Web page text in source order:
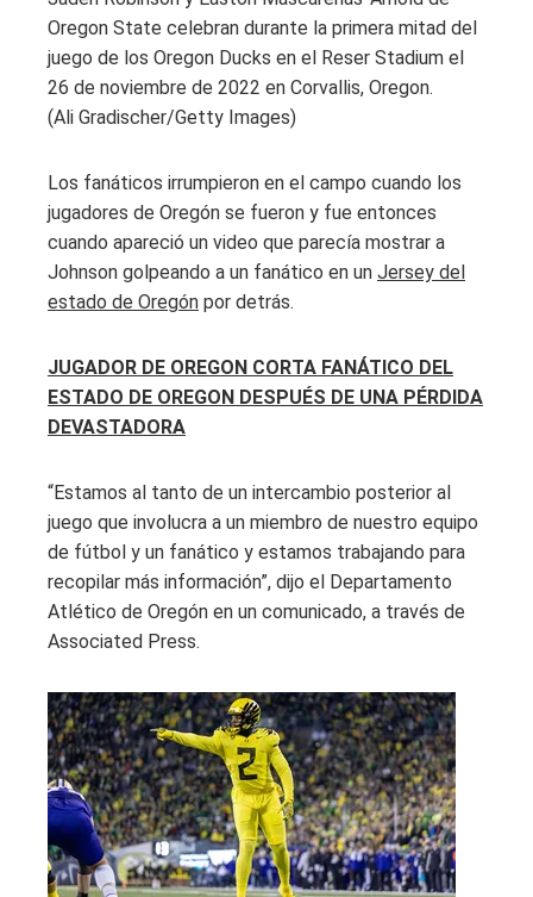
Oregon State celebran durante la primera mitad del
juego de los Oregon Ducks en el Reser Stadium el
26 de noviembre de 2022 en Corvallis, Oregon.
(Ali Gradischer/Getty Images)
Los fanáticos irrumpieron en el campo cuando los
jugadores de Oregón se fueron y fue entonces
cuando apareció un video que parecía mostrar a
Johnson golpeando a un fanático en un Jersey del
estado de Oregón por detrás.
JUGADOR DE OREGON CORTA FANÁTICO DEL
ESTADO DE OREGON DESPUÉS DE UNA PÉRDIDA
DEVASTADORA
“Estamos al tanto de un intercambio posterior al
juego que involucra a un miembro de nuestro equipo
de fútbol y un fanático y estamos trabajando para
recopilar más información”, dijo el Departamento
Atlético de Oregón en un comunicado, a través de
Associated Press.